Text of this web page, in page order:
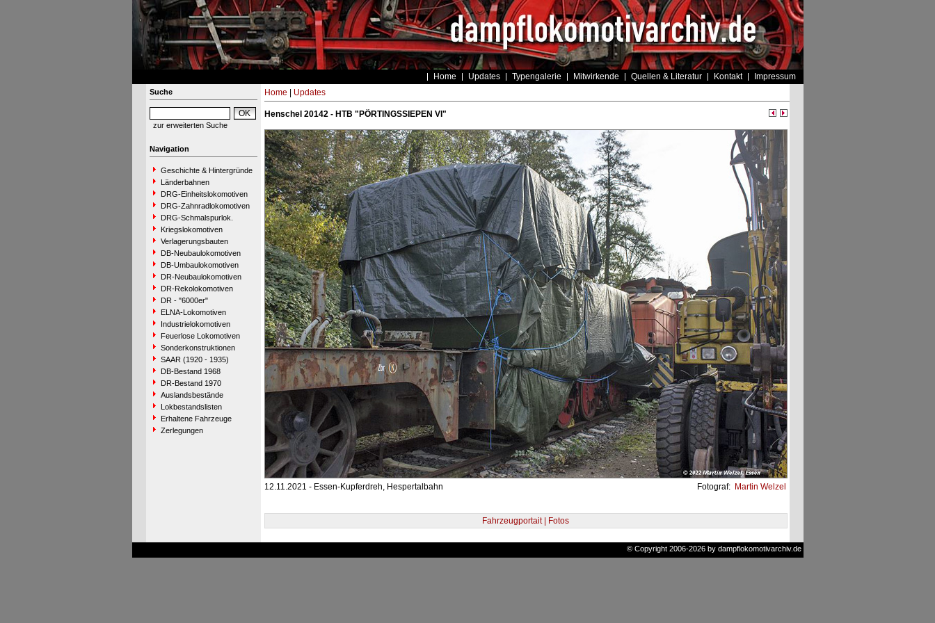
Home Updates Typengalerie Mitwirkende Quellen & Literatur Kontakt Impressum
Suche
zur erweiterten Suche
Navigation
Geschichte & Hintergründe
Länderbahnen
DRG-Einheitslokomotiven
DRG-Zahnradlokomotiven
DRG-Schmalspurlok.
Kriegslokomotiven
Verlagerungsbauten
DB-Neubaulokomotiven
DB-Umbaulokomotiven
DR-Neubaulokomotiven
DR-Rekolokomotiven
DR - "6000er"
ELNA-Lokomotiven
Industrielokomotiven
Feuerlose Lokomotiven
Sonderkonstruktionen
SAAR (1920 - 1935)
DB-Bestand 1968
DR-Bestand 1970
Auslandsbestände
Lokbestandslisten
Erhaltene Fahrzeuge
Zerlegungen
Home Updates
Henschel 20142 - HTB "PÖRTINGSSIEPEN VI"
12.11.2021 - Essen-Kupferdreh, Hespertalbahn Fotograf: Martin Welzel
Fahrzeugportait | Fotos
© Copyright 2006-2026 by dampflokomotivarchiv.de